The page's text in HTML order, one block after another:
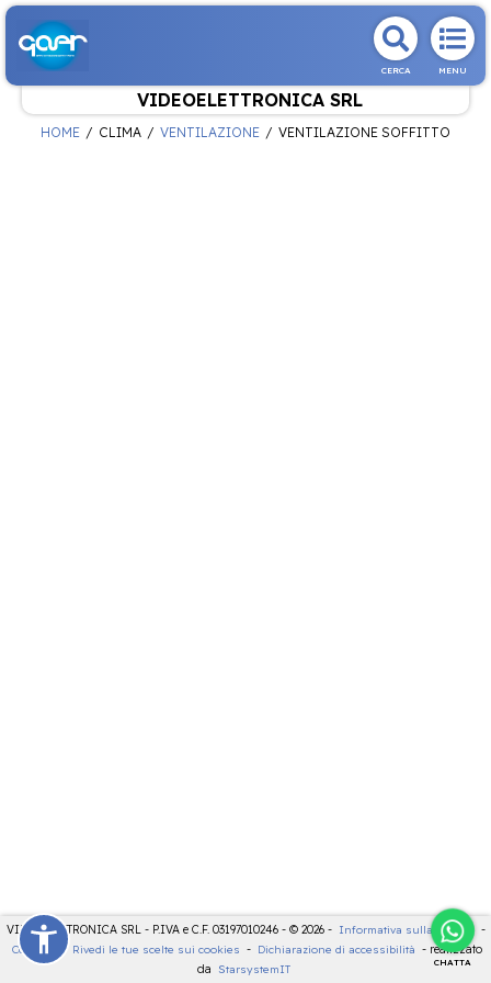
CERCA MENU
VIDEOELETTRONICA SRL
CHATTA
HOME CLIMA VENTILAZIONE VENTILAZIONE SOFFITTO
VIDEOELETTRONICA SRL - P.IVA e C.F. 03197010246 - © 2026 - Informativa sulla privacy -
Cookies
- Rivedi le tue scelte sui cookies - Dichiarazione di accessibilità - realizzato
da
StarsystemIT